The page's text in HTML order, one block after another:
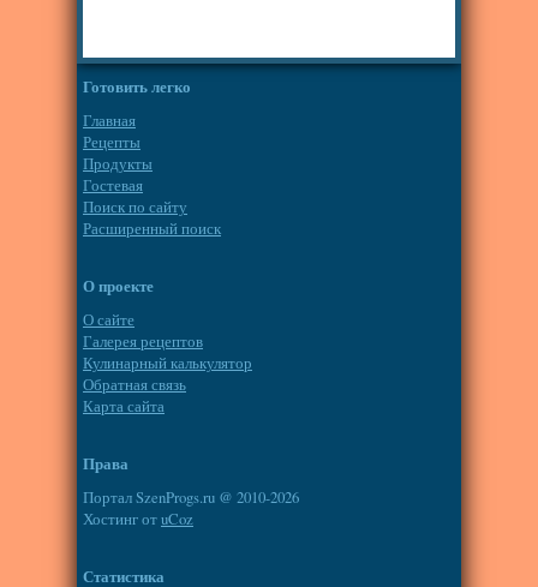
Готовить легко
Главная
Рецепты
Продукты
Гостевая
Поиск по сайту
Расширенный поиск
О проекте
О сайте
Галерея рецептов
Кулинарный калькулятор
Обратная связь
Карта сайта
Права
Портал SzenProgs.ru @ 2010-2026
Хостинг отuCoz
Статистика